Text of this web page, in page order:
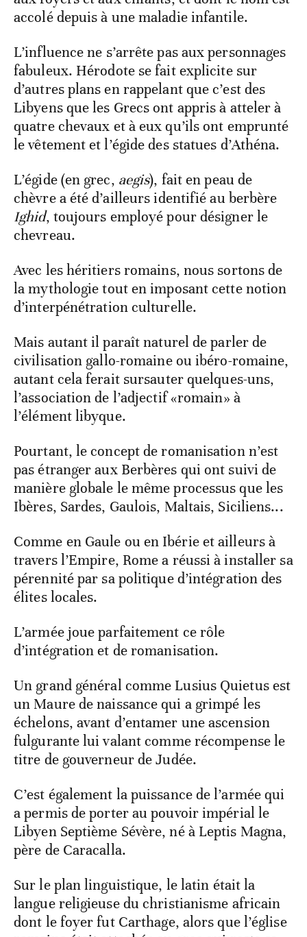
accolé depuis à une maladie infantile.
L’influence ne s’arrête pas aux personnages
fabuleux. Hérodote se fait explicite sur
d’autres plans en rappelant que c’est des
Libyens que les Grecs ont appris à atteler à
quatre chevaux et à eux qu’ils ont emprunté
le vêtement et l’égide des statues d’Athéna.
L’égide (en grec, aegis), fait en peau de
chèvre a été d’ailleurs identifié au berbère
Ighid, toujours employé pour désigner le
chevreau.
Avec les héritiers romains, nous sortons de
la mythologie tout en imposant cette notion
d’interpénétration culturelle.
Mais autant il paraît naturel de parler de
civilisation gallo-romaine ou ibéro-romaine,
autant cela ferait sursauter quelques-uns,
l’association de l’adjectif «romain» à
l’élément libyque.
Pourtant, le concept de romanisation n’est
pas étranger aux Berbères qui ont suivi de
manière globale le même processus que les
Ibères, Sardes, Gaulois, Maltais, Siciliens...
Comme en Gaule ou en Ibérie et ailleurs à
travers l’Empire, Rome a réussi à installer sa
pérennité par sa politique d’intégration des
élites locales.
L’armée joue parfaitement ce rôle
d’intégration et de romanisation.
Un grand général comme Lusius Quietus est
un Maure de naissance qui a grimpé les
échelons, avant d’entamer une ascension
fulgurante lui valant comme récompense le
titre de gouverneur de Judée.
C’est également la puissance de l’armée qui
a permis de porter au pouvoir impérial le
Libyen Septième Sévère, né à Leptis Magna,
père de Caracalla.
Sur le plan linguistique, le latin était la
langue religieuse du christianisme africain
dont le foyer fut Carthage, alors que l’église